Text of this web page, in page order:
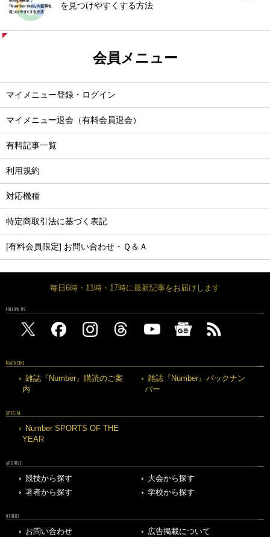
を見つけやすくする方法
会員メニュー
マイメニュー登録・ログイン
マイメニュー退会（有料会員退会）
有料記事一覧
利用規約
対応機種
特定商取引法に基づく表記
[有料会員限定] お問い合わせ・Ｑ＆Ａ
毎日6時・11時・17時に最新記事をお届けします
FOLLOW US
MAGAZINE
雑誌『Number』購読のご案
内
雑誌『Number』バックナン
バー
SPECIAL
Number SPORTS OF THE
YEAR
ARCHIVE
競技から探す
大会から探す
著者から探す
学校から探す
OTHERS
お問い合わせ 広告掲載について